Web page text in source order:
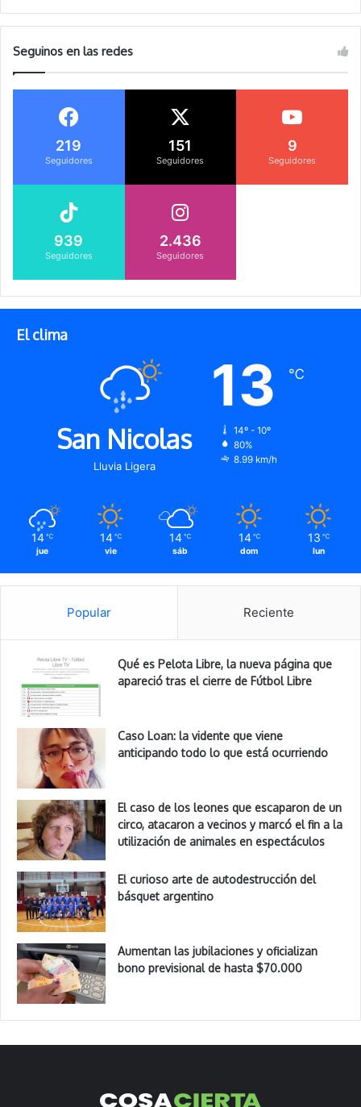
Seguinos en las redes
219
Seguidores
151
Seguidores
9
Seguidores
939
Seguidores
2.436
Seguidores
El clima
San Nicolas
Lluvia Ligera
13 ℃
14º - 10º
80%
8.99 km/h
14 ℃
jue
14 ℃
vie
14 ℃
sáb
14 ℃
dom
13 ℃
lun
Popular Reciente
Qué es Pelota Libre, la nueva página que
apareció tras el cierre de Fútbol Libre
Caso Loan: la vidente que viene
anticipando todo lo que está ocurriendo
El caso de los leones que escaparon de un
circo, atacaron a vecinos y marcó el fin a la
utilización de animales en espectáculos
El curioso arte de autodestrucción del
básquet argentino
Aumentan las jubilaciones y oficializan
bono previsional de hasta $70.000